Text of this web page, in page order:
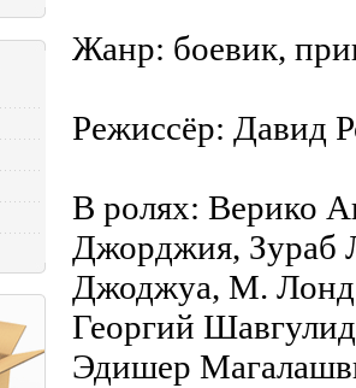
Жанр: боевик,
Режиссёр: Давид
В ролях: Верико
Джорджия, Зураб
Джоджуа, М.
Георгий
Эдишер